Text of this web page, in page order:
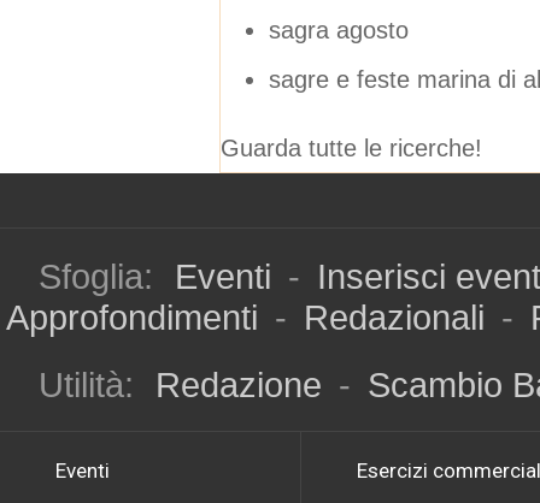
sagra agosto
sagre e feste marina di
Guarda tutte le ricerche!
Sfoglia: Eventi - Inserisci
Approfondimenti - Redazionali -
Utilità:
Redazione - Scambio
Eventi Esercizi